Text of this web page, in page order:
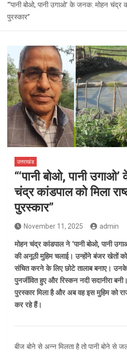
“‘पानी बोओ, पानी उगाओ’ के जनक: मोहन चंद्र
पुरस्कार”
उत्तराखंड
“‘पानी बोओ, पानी
चंद्र कांडपाल को मिला
पुरस्कार”
November 11, 2025 admin
मोहन चंद्र कांडपाल ने ‘पानी बोओ, पानी
की अनूठी मुहिम चलाई। उन्होंने बंजर खेतों
संचित करने के लिए छोटे तालाब बनाए।
पुनर्जीवित हुए और रिस्कन नदी सदानीरा
पुरस्कार मिला है और अब वह इस मुहिम को
कर रहे हैं।
बीज बोने से अन्न मिलता है तो पानी बोने से